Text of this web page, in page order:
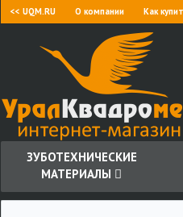
<< UQM.RU О компании Как
ЗУБОТЕХНИЧЕСКИЕ
МАТЕРИАЛЫ